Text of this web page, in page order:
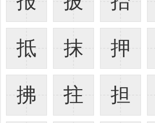
抵 抹 押
拂 拄 担